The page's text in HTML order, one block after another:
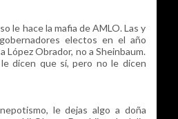
le hace la mafia de AMLO. Las y
electos en el año
López Obrador, no a Sheinbaum.
dicen que sí, pero no le dicen
le dejas algo a doña